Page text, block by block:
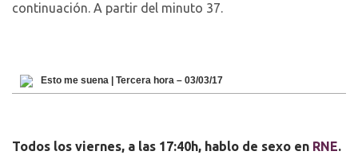
continuación. A partir del minuto 37.
Esto me suena | Tercera hora – 03/03/17
Todos los viernes, a las 17:40h, hablo de sexo en RNE.